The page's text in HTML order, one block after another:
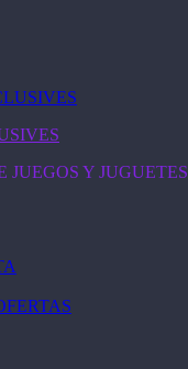
JUEGOS Y JUGUETES